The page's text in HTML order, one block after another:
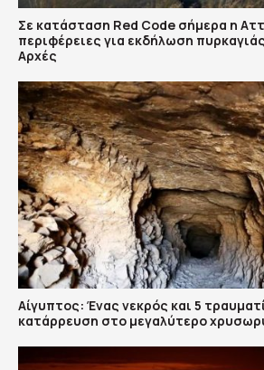
Σε κατάσταση Red Code σήμερα η
περιφέρειες για εκδήλωση
Αρχές
Αίγυπτος: Ένας νεκρός και 5
κατάρρευση στο μεγαλύτερο